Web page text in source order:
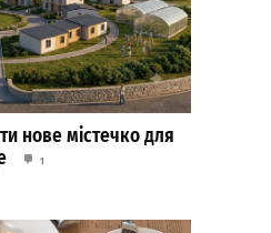
нове містечко для
1